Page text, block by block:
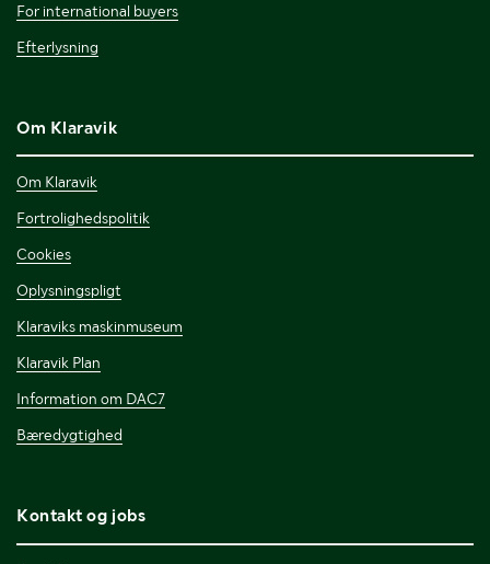
For international buyers
Efterlysning
Om Klaravik
Om Klaravik
Fortrolighedspolitik
Cookies
Oplysningspligt
Klaraviks maskinmuseum
Klaravik Plan
Information om DAC7
Bæredygtighed
Kontakt og jobs